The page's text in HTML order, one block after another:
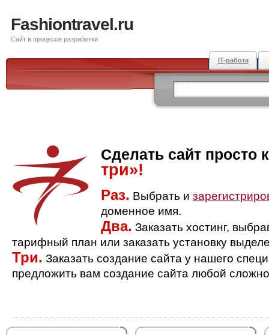
Fashiontravel.ru
Сайт в процессе разработки
IT-работа
Сделать сайт просто
три»!
Раз. Выбрать и
доменное имя.
Два. Заказать хостинг,
тарифный план или заказать установку
Три. Заказать создание сайта у нашего
предложить вам создание сайта любой